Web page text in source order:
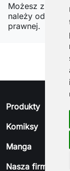
Możesz
należy
prawnej.
Produkty
Komiksy
Manga
Nasza firma